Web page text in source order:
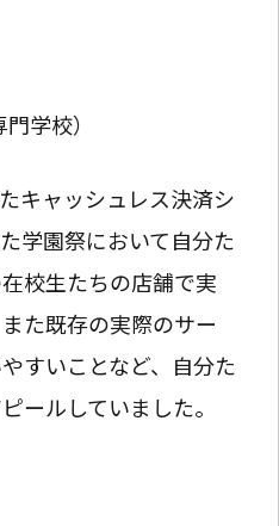
学校）
キャッシュレス決済シ
学園祭において自分た
校生たちの店舗で実
た既存の実際のサー
すいことなど、自分た
ールしていました。